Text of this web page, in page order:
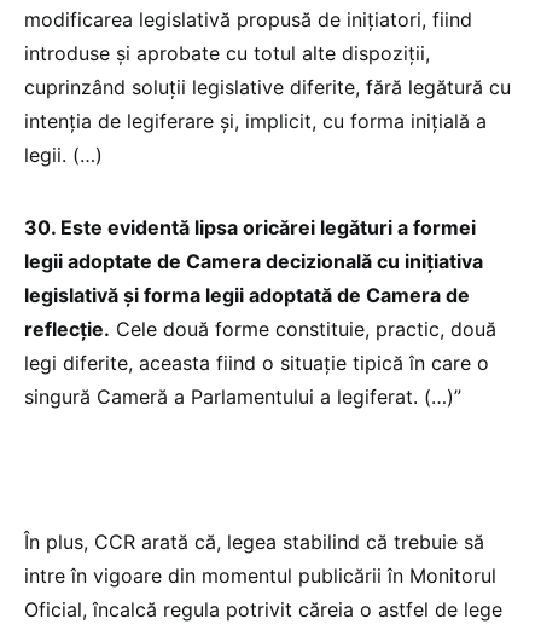
modificarea legislativă propusă de inițiatori, fiind
introduse și aprobate cu totul alte dispoziții,
cuprinzând soluții legislative diferite, fără legătură cu
intenția de legiferare și, implicit, cu forma inițială a
legii. (…)
30. Este evidentă lipsa oricărei legături a formei
legii adoptate de Camera decizională cu inițiativa
legislativă și forma legii adoptată de Camera de
reflecție. Cele două forme constituie, practic, două
legi diferite, aceasta fiind o situație tipică în care o
singură Cameră a Parlamentului a legiferat. (…)”
În plus, CCR arată că, legea stabilind că trebuie să
intre în vigoare din momentul publicării în Monitorul
Oficial, încalcă regula potrivit căreia o astfel de lege